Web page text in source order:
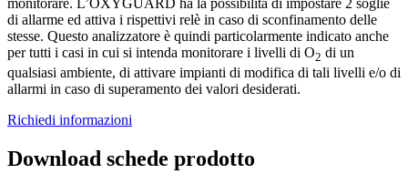
di allarme ed attiva i rispettivi relè in caso di sconfinamento delle
stesse. Questo analizzatore è quindi particolarmente indicato anche
per tutti i casi in cui si intenda monitorare i livelli di O2 di un
qualsiasi ambiente, di attivare impianti di modifica di tali livelli e/o di
allarmi in caso di superamento dei valori desiderati.
Richiedi informazioni
Download schede prodotto